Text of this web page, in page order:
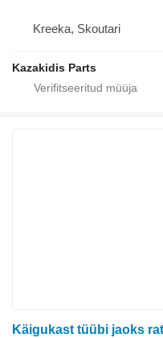
Kreeka, Skoutari
Kazakidis Parts
Käigukast tüübi jaoks